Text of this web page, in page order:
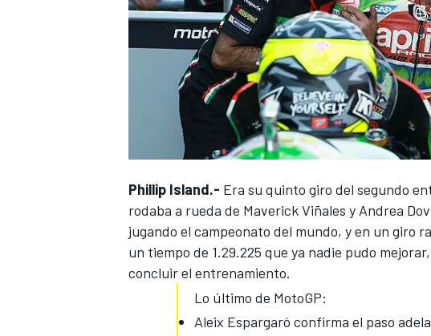
Phillip Island.- Era su quinto giro del segundo
rodaba a rueda de Maverick Viñales y Andrea
jugando el campeonato del mundo, y en un giro
un tiempo de 1.29.225 que ya nadie pudo
concluir el entrenamiento.
Lo último de MotoGP:
Aleix Espargaró confirma el paso